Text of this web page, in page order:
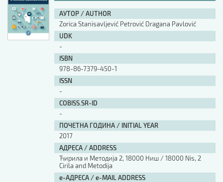
АУТОР / AUTHOR
Zorica Stanisavljević Petrović Dragana Pavlović
UDK
-
ISBN
978-86-7379-450-1
ISSN
-
COBISS.SR-ID
-
ПОЧЕТНА ГОДИНА / INITIAL YEAR
2017
АДРЕСА / ADDRESS
Ћирила и Методија 2, 18000 Ниш / 18000 Nis, 2
Cirila and Metodija
е-АДРЕСА / e-MAIL ADDRESS